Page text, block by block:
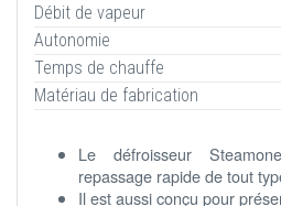
Débit de vapeur
Autonomie
Temps de chauffe
Matériau de fabrication
Le défroisseur
repassage rapide de tout
Il est aussi conçu pour